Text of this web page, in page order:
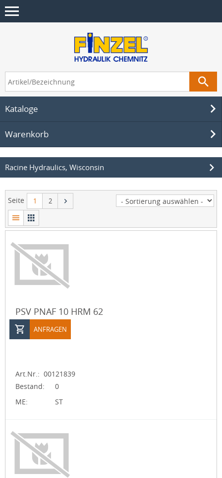
Kataloge
Warenkorb
Racine Hydraulics, Wisconsin
Seite 1 2
PSV PNAF 10 HRM 62
ANFRAGEN
Art.Nr.: 00121839
Bestand:
0
ME:
ST